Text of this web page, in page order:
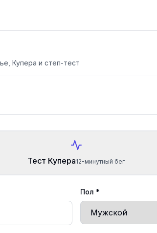
Купера и степ-тест
Тест Купера12-минутный бег
Пол *